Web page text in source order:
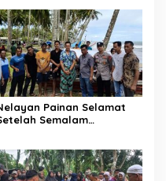
Painan Selamat
Semalam